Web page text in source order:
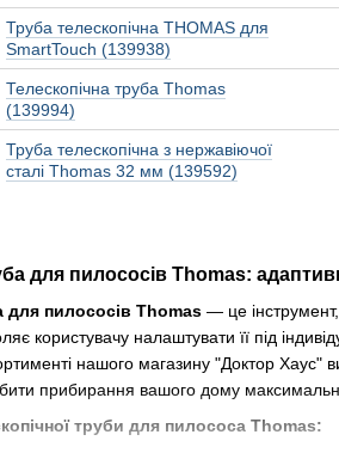
для пилососів Thomas:
для пилососів Thomas — це
користувачу налаштувати її під
нашого магазину "Доктор Хаус"
прибирання вашого дому
труби для пилососа Thomas:
Труба телескопічна THOMAS для
SmartTouch (139938)
Телескопічна труба Thomas
(139994)
Труба телескопічна з нержавіючої
сталі Thomas 32 мм (139592)